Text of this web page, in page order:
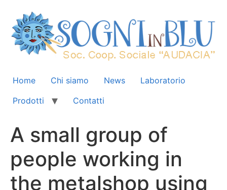
Home Chi siamo News
Laboratorio
Prodotti
Contatti
A small group of
people working in
the metalshop using